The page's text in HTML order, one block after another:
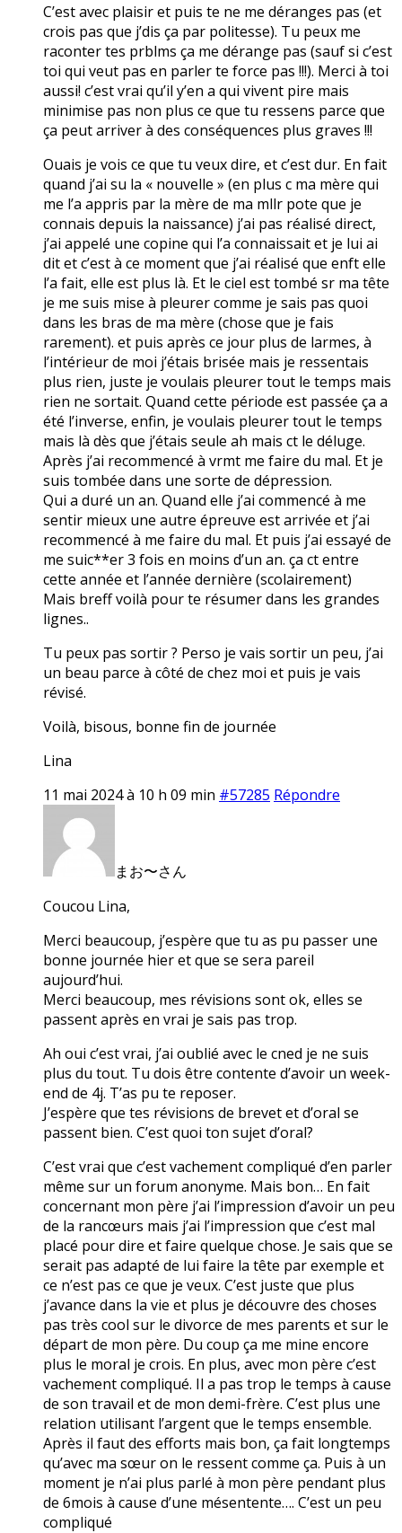
C’est avec plaisir et puis te ne me déranges pas (et
crois pas que j’dis ça par politesse). Tu peux me
raconter tes prblms ça me dérange pas (sauf si c’est
toi qui veut pas en parler te force pas !!!). Merci à toi
aussi! c’est vrai qu’il y’en a qui vivent pire mais
minimise pas non plus ce que tu ressens parce que
ça peut arriver à des conséquences plus graves !!!
Ouais je vois ce que tu veux dire, et c’est dur. En fait
quand j’ai su la « nouvelle » (en plus c ma mère qui
me l’a appris par la mère de ma mllr pote que je
connais depuis la naissance) j’ai pas réalisé direct,
j’ai appelé une copine qui l’a connaissait et je lui ai
dit et c’est à ce moment que j’ai réalisé que enft elle
l’a fait, elle est plus là. Et le ciel est tombé sr ma tête
je me suis mise à pleurer comme je sais pas quoi
dans les bras de ma mère (chose que je fais
rarement). et puis après ce jour plus de larmes, à
l’intérieur de moi j’étais brisée mais je ressentais
plus rien, juste je voulais pleurer tout le temps mais
rien ne sortait. Quand cette période est passée ça a
été l’inverse, enfin, je voulais pleurer tout le temps
mais là dès que j’étais seule ah mais ct le déluge.
Après j’ai recommencé à vrmt me faire du mal. Et je
suis tombée dans une sorte de dépression.
Qui a duré un an. Quand elle j’ai commencé à me
sentir mieux une autre épreuve est arrivée et j’ai
recommencé à me faire du mal. Et puis j’ai essayé de
me suic**er 3 fois en moins d’un an. ça ct entre
cette année et l’année dernière (scolairement)
Mais breff voilà pour te résumer dans les grandes
lignes..
Tu peux pas sortir ? Perso je vais sortir un peu, j’ai
un beau parce à côté de chez moi et puis je vais
révisé.
Voilà, bisous, bonne fin de journée
Lina
11 mai 2024 à 10 h 09 min #57285 Répondre
まお〜さん
Coucou Lina,
Merci beaucoup, j’espère que tu as pu passer une
bonne journée hier et que se sera pareil
aujourd’hui.
Merci beaucoup, mes révisions sont ok, elles se
passent après en vrai je sais pas trop.
Ah oui c’est vrai, j’ai oublié avec le cned je ne suis
plus du tout. Tu dois être contente d’avoir un week-
end de 4j. T’as pu te reposer.
J’espère que tes révisions de brevet et d’oral se
passent bien. C’est quoi ton sujet d’oral?
C’est vrai que c’est vachement compliqué d’en parler
même sur un forum anonyme. Mais bon… En fait
concernant mon père j’ai l’impression d’avoir un peu
de la rancœurs mais j’ai l’impression que c’est mal
placé pour dire et faire quelque chose. Je sais que se
serait pas adapté de lui faire la tête par exemple et
ce n’est pas ce que je veux. C’est juste que plus
j’avance dans la vie et plus je découvre des choses
pas très cool sur le divorce de mes parents et sur le
départ de mon père. Du coup ça me mine encore
plus le moral je crois. En plus, avec mon père c’est
vachement compliqué. Il a pas trop le temps à cause
de son travail et de mon demi-frère. C’est plus une
relation utilisant l’argent que le temps ensemble.
Après il faut des efforts mais bon, ça fait longtemps
qu’avec ma sœur on le ressent comme ça. Puis à un
moment je n’ai plus parlé à mon père pendant plus
de 6mois à cause d’une mésentente…. C’est un peu
compliqué